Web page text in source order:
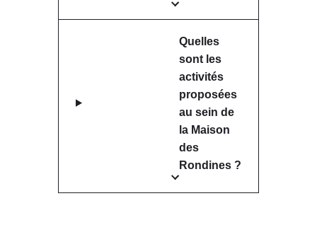
Quelles
sont les
activités
proposées
au sein de
la Maison
des
Rondines ?